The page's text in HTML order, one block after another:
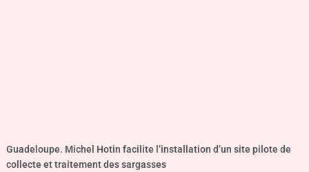
Guadeloupe. Michel Hotin facilite l’installation d’un site pilote de
collecte et traitement des sargasses